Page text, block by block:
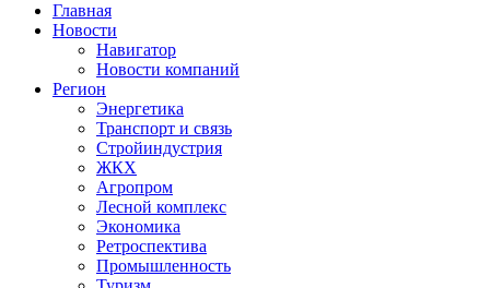
Главная
Новости
Навигатор
Новости компаний
Регион
Энергетика
Транспорт и связь
Стройиндустрия
ЖКХ
Агропром
Лесной комплекс
Экономика
Ретроспектива
Промышленность